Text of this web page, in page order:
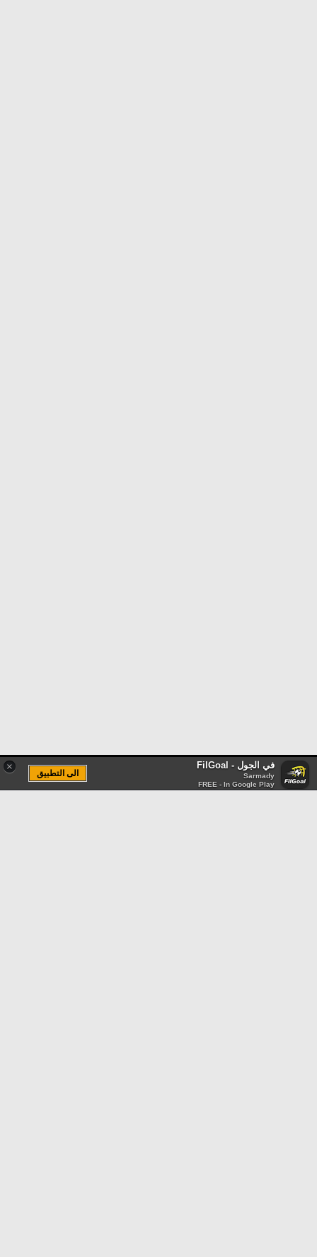
× في الجول - FilGoal
Sarmady
FREE - In Google Play
الى التطبيق